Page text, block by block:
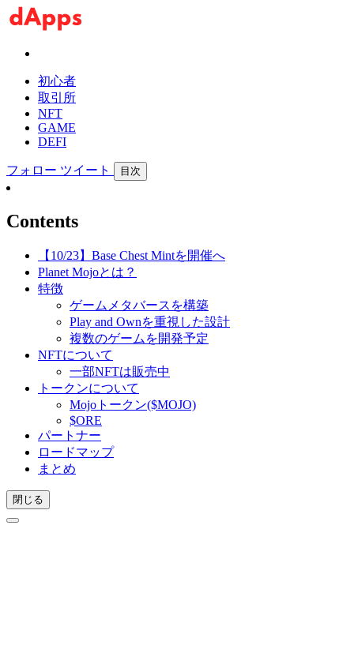
初心者
取引所
NFT
GAME
DEFI
フォロー ツイート 目次
Contents
【10/23】Base Chest Mintを開催へ
Planet Mojoとは？
特徴
ゲームメタバースを構築
Play and Ownを重視した設計
複数のゲームを開発予定
NFTについて
一部NFTは販売中
トークンについて
Mojoトークン($MOJO)
$ORE
パートナー
ロードマップ
まとめ
閉じる